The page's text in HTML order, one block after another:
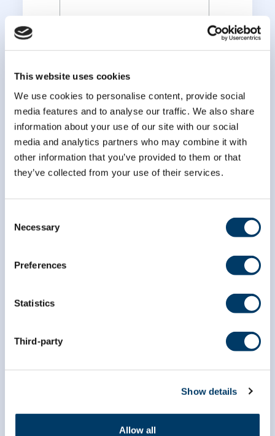
This website uses cookies
We use cookies to personalise content, provide social
media features and to analyse our traffic. We also share
information about your use of our site with our social
media and analytics partners who may combine it with
other information that you’ve provided to them or that
they’ve collected from your use of their services.
Selection
Necessary
Preferences
Statistics
Third-party
Show details
Allow all